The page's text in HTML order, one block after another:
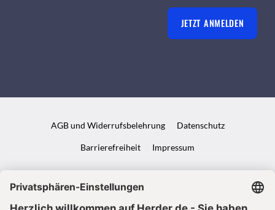
JETZT ANMELDEN
AGB und Widerrufsbelehrung Datenschutz
Barrierefreiheit Impressum
VERTRAG WIDERRUFEN